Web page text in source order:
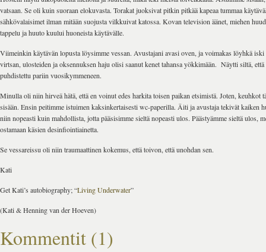
vatsaan. Se oli kuin suoraan elokuvasta. Torakat juoksivat pitkin pitkää kapeaa tummaa
sähkövalaisimet ilman mitään suojusta vilkkuivat katossa. Kovan television äänet, miehen
tappelu ja huuto kuului huoneista käytävälle.
Viimeinkin käytävän lopusta löysimme vessan. Avustajani avasi oven, ja voimakas löyhkä
virtsan, ulosteiden ja oksennuksen haju olisi saanut kenet tahansa yökkimään. Näytti siltä,
puhdistettu pariin vuosikymmeneen.
Minulla oli niin hirveä hätä, että en voinut edes harkita toisen paikan etsimistä. Joten, keuhkot
sisään. Ensin peitimme istuimen kaksinkertaisesti wc-paperilla. Äiti ja avustaja tekivät kaiken
niin nopeasti kuin mahdollista, jotta pääsisimme sieltä nopeasti ulos. Päästyämme sieltä ulos,
ostamaan käsien desinfiointiainetta.
Se vessareissu oli niin traumaattinen kokemus, että toivon, että unohdan sen.
Kati
Get Kati’s autobiography; “Living Underwater”
(Kati & Henning van der Hoeven)
Kommentit (1)